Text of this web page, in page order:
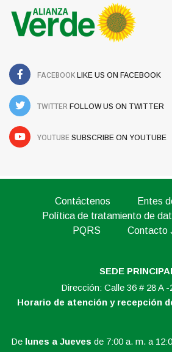
FACEBOOK LIKE US ON FACEBOOK
TWITTER FOLLOW US ON TWITTER
YOUTUBE SUBSCRIBE ON YOUTUBE
Contáctenos
Entes
Política de tratamiento de
PQRS
Contacto
SEDE
Dirección: Calle 36 # 28 A
Horario de atención y recepción
De lunes a Jueves de 7:00 a. m. a